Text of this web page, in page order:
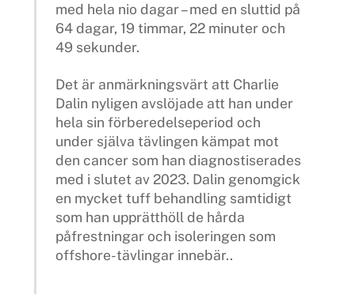
med hela nio dagar – med en sluttid på
64 dagar, 19 timmar, 22 minuter och
49 sekunder.
Det är anmärkningsvärt att Charlie
Dalin nyligen avslöjade att han under
hela sin förberedelseperiod och
under själva tävlingen kämpat mot
den cancer som han diagnostiserades
med i slutet av 2023. Dalin genomgick
en mycket tuff behandling samtidigt
som han upprätthöll de hårda
påfrestningar och isoleringen som
offshore-tävlingar innebär..